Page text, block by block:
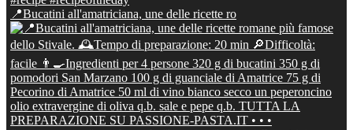
📍Bucatini all'amatriciana, une delle ricette ro